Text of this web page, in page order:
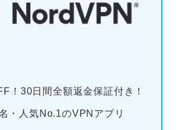
！30日間全額返金保証付き！
・人気No.1のVPNアプリ